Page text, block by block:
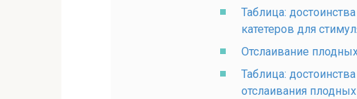
Таблица:
катетеров для
Отслаивание
Таблица:
отслаивания